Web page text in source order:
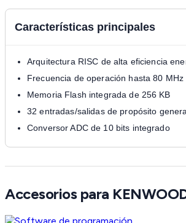
Características principales
Arquitectura RISC de alta eficiencia
Frecuencia de operación hasta 80 MHz
Memoria Flash integrada de 256 KB
32 entradas/salidas de propósito
Conversor ADC de 10 bits integrado
Accesorios para